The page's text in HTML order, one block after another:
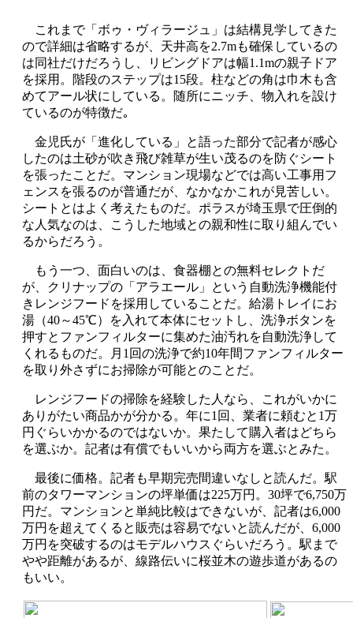
これまで「ボゥ・ヴィラージュ」は結構見学してきた
ので詳細は省略するが、天井高を2.7mも確保しているの
は同社だけだろうし、リビングドアは幅1.1mの親子ドア
を採用。階段のステップは15段。柱などの角は巾木も含
めてアール状にしている。随所にニッチ、物入れを設け
ているのが特徴だ｡
金児氏が「進化している」と語った部分で記者が感心
したのは土砂が吹き飛び雑草が生い茂るのを防ぐシート
を張ったことだ。マンション現場などでは高い工事用フ
ェンスを張るのが普通だが、なかなかこれが見苦しい。
シートとはよく考えたものだ。ポラスが埼玉県で圧倒的
な人気なのは、こうした地域との親和性に取り組んでい
るからだろう。
もう一つ、面白いのは、食器棚との無料セレクトだ
が、クリナップの「アラエール」という自動洗浄機能付
きレンジフードを採用していることだ。給湯トレイにお
湯（40～45℃）を入れて本体にセットし、洗浄ボタンを
押すとファンフィルターに集めた油汚れを自動洗浄して
くれるものだ。月1回の洗浄で約10年間ファンフィルター
を取り外さずにお掃除が可能とのことだ。
レンジフードの掃除を経験した人なら、これがいかに
ありがたい商品かが分かる。年に1回、業者に頼むと1万
円ぐらいかかるのではないか。果たして購入者はどちら
を選ぶか。記者は有償でもいいから両方を選ぶとみた。
最後に価格。記者も早期完売間違いなしと読んだ。駅
前のタワーマンションの坪単価は225万円。30坪で6,750万
円だ。マンションと単純比較はできないが、記者は6,000
万円を超えてくると販売は容易でないと読んだが、6,000
万円を突破するのはモデルハウスぐらいだろう。駅まで
やや距離があるが、線路伝いに桜並木の遊歩道があるの
もいい。